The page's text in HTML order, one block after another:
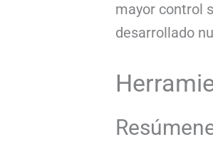
mayor control
desarrollado